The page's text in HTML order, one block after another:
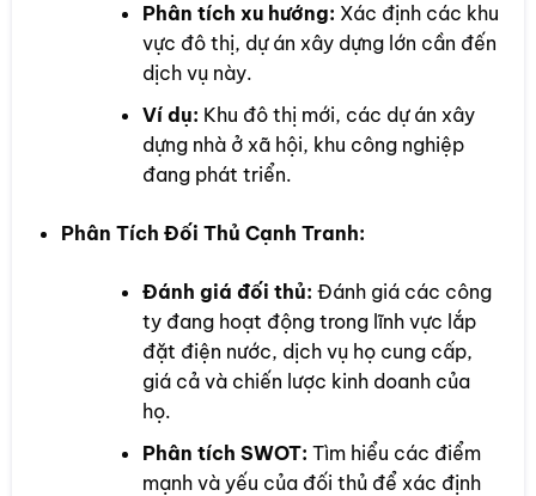
Phân tích xu hướng: Xác định các khu
vực đô thị, dự án xây dựng lớn cần đến
dịch vụ này.
Ví dụ: Khu đô thị mới, các dự án xây
dựng nhà ở xã hội, khu công nghiệp
đang phát triển.
Phân Tích Đối Thủ Cạnh Tranh:
Đánh giá đối thủ: Đánh giá các công
ty đang hoạt động trong lĩnh vực lắp
đặt điện nước, dịch vụ họ cung cấp,
giá cả và chiến lược kinh doanh của
họ.
Phân tích SWOT: Tìm hiểu các điểm
mạnh và yếu của đối thủ để xác định